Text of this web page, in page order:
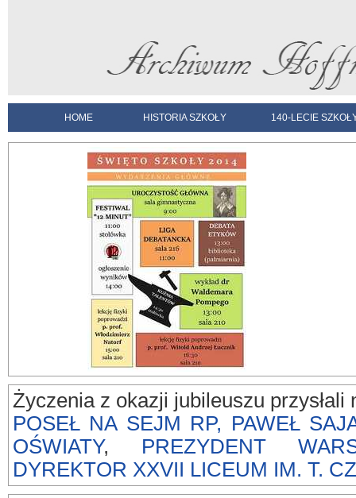
HOME HISTORIA SZKOŁY 140-LECIE
Życzenia z okazji jubileuszu przysłali
POSEŁ NA SEJM RP, PAWEŁ
OŚWIATY, PREZYDENT
DYREKTOR XXVII LICEUM IM. T.